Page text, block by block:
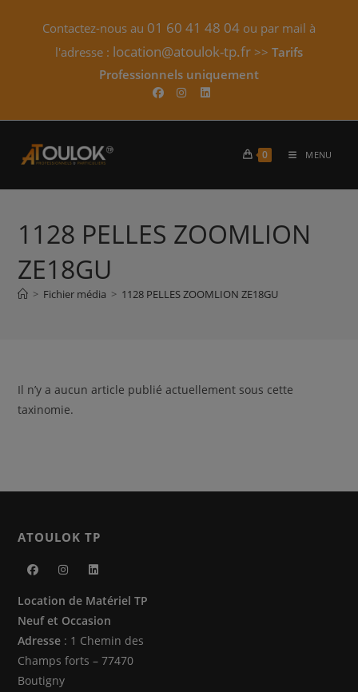
Contactez-nous au 01 60 41 48 04 ou par mail à
l'adresse : location@atoulok-tp.fr >> Tarifs
Professionnels uniquement​
0 MENU
1128 PELLES ZOOMLION
ZE18GU
> Fichier média > 1128 PELLES ZOOMLION ZE18GU
Il n’y a aucun article publié actuellement sous cette
taxinomie.
ATOULOK TP
dans
un
nouvel
onglet
dans
un
nouvel
onglet
dans
un
nouvel
onglet
Location de Matériel TP
Neuf et Occasion
Adresse : 1 Chemin des
Champs forts – 77470
Boutigny